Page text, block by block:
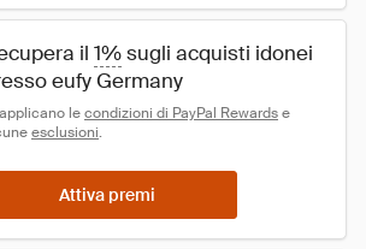
il 1% sugli acquisti idonei
eufy Germany
le condizioni di PayPal Rewards e
esclusioni.
Attiva premi